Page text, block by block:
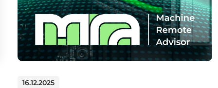
16.12.2025